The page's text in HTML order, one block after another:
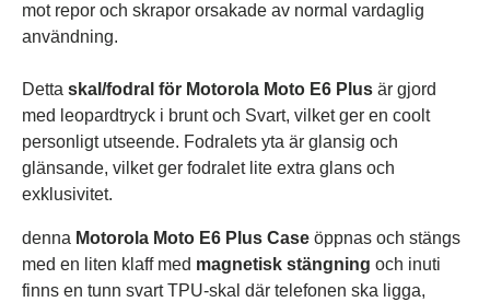
mot repor och skrapor orsakade av normal vardaglig
användning.
Detta skal/fodral för Motorola Moto E6 Plus är gjord
med leopardtryck i brunt och Svart, vilket ger en coolt
personligt utseende. Fodralets yta är glansig och
glänsande, vilket ger fodralet lite extra glans och
exklusivitet.
denna Motorola Moto E6 Plus Case öppnas och stängs
med en liten klaff med magnetisk stängning och inuti
finns en tunn svart TPU-skal där telefonen ska ligga,